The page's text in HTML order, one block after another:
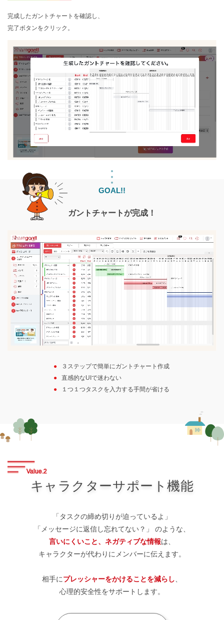
完成したガントチャートを確認し、
完了ボタンをクリック。
GOAL!!
ガントチャートが完成！
３ステップで簡単にガントチャート作成
直感的なUIで迷わない
１つ１つタスクを入力する手間が省ける
Value.2
キャラクターサポート機能
「タスクの締め切りが迫っているよ」
「メッセージに返信し忘れてない？」
のような、
言いにくいこと、ネガティブな情報は、
キャラクターが代わりにメンバーに伝えます。
相手にプレッシャーをかけることを減らし、
心理的安全性をサポートします。